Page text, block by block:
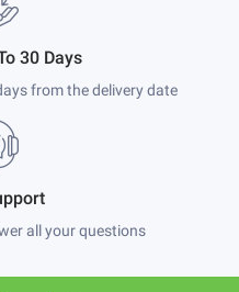
30 Days
from the delivery date
all your questions